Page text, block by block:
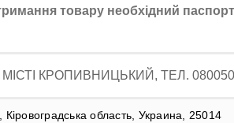
товару необхідний
КРОПИВНИЦЬКИЙ, ТЕЛ.
область, Украина, 25014